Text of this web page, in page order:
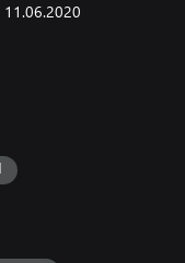
11.06.2020